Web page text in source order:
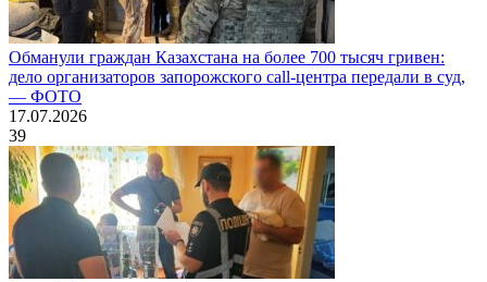
Обманули граждан Казахстана на более 700 тысяч гривен:
дело организаторов запорожского call-центра передали в суд,
— ФОТО
17.07.2026
39